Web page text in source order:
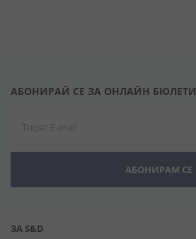
АБОНИРАЙ СЕ ЗА ОНЛАЙН
АБОНИРАМ СЕ
ЗА S&D